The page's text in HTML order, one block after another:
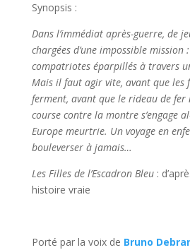
Synopsis :
Dans l’immédiat après-guerre, de
chargées d’une impossible
compatriotes éparpillés à travers
Mais il faut agir vite, avant que les
ferment, avant que le rideau de fer
course contre la montre s’engage
Europe meurtrie. Un voyage en
bouleverser à jamais…
Les Filles de l’Escadron Bleu:
histoire vraie
Porté par la voix de Bruno